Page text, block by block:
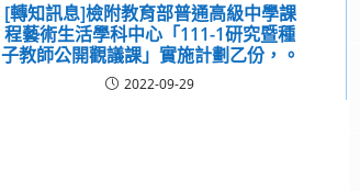
[轉知訊息]檢附教育部普通高級中學課
程藝術生活學科中心「111-1研究暨種
子教師公開觀議課」實施計劃乙份，。
2022-09-29